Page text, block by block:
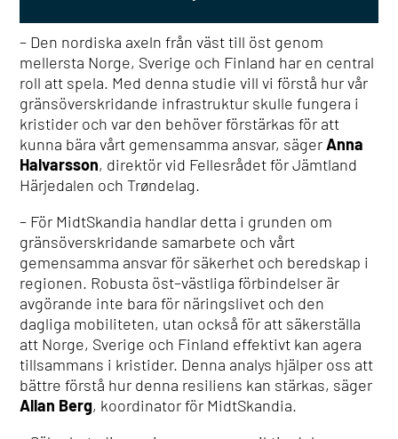
– Den nordiska axeln från väst till öst genom
mellersta Norge, Sverige och Finland har en central
roll att spela. Med denna studie vill vi förstå hur vår
gränsöverskridande infrastruktur skulle fungera i
kristider och var den behöver förstärkas för att
kunna bära vårt gemensamma ansvar, sägerAnna
Halvarsson, direktör vid Fellesrådet för Jämtland
Härjedalen och Trøndelag.
– För MidtSkandia handlar detta i grunden om
gränsöverskridande samarbete och vårt
gemensamma ansvar för säkerhet och beredskap i
regionen. Robusta öst–västliga förbindelser är
avgörande inte bara för näringslivet och den
dagliga mobiliteten, utan också för att säkerställa
att Norge, Sverige och Finland effektivt kan agera
tillsammans i kristider. Denna analys hjälper oss att
bättre förstå hur denna resiliens kan stärkas, säger
Allan Berg, koordinator för MidtSkandia.